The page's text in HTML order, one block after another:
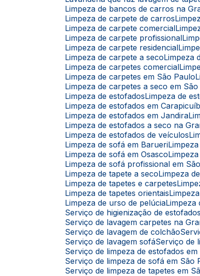
Limpeza de bancos de carros na
Limpeza de carpete de carros
Limpeza de carpete comercial
Limpeza de carpete profissional
Limpeza de carpete residencial
Limpeza de carpete a seco
Limpeza de carpetes comercial
Limpeza de carpetes em São Paulo
Limpeza de carpetes a seco em
Limpeza de estofados Limpeza de
Limpeza de estofados em
Limpeza de estofados em Jandira
Limpeza de estofados a seco na
Limpeza de estofados de veículos
Limpeza de sofá em Barueri
Limpeza de sofá em Osasco
Limpeza de sofá profissional em
Limpeza de tapete a seco Limpeza
Limpeza de tapetes e carpetes
Limpeza de tapetes orientais
Limpeza de urso de pelúcia
Serviço de higienização de estofados
Serviço de lavagem carpetes na
Serviço de lavagem de colchão
Serviço de lavagem sofá Serviço
Serviço de limpeza de estofados
Serviço de limpeza de sofá em São
Serviço de limpeza de tapetes em